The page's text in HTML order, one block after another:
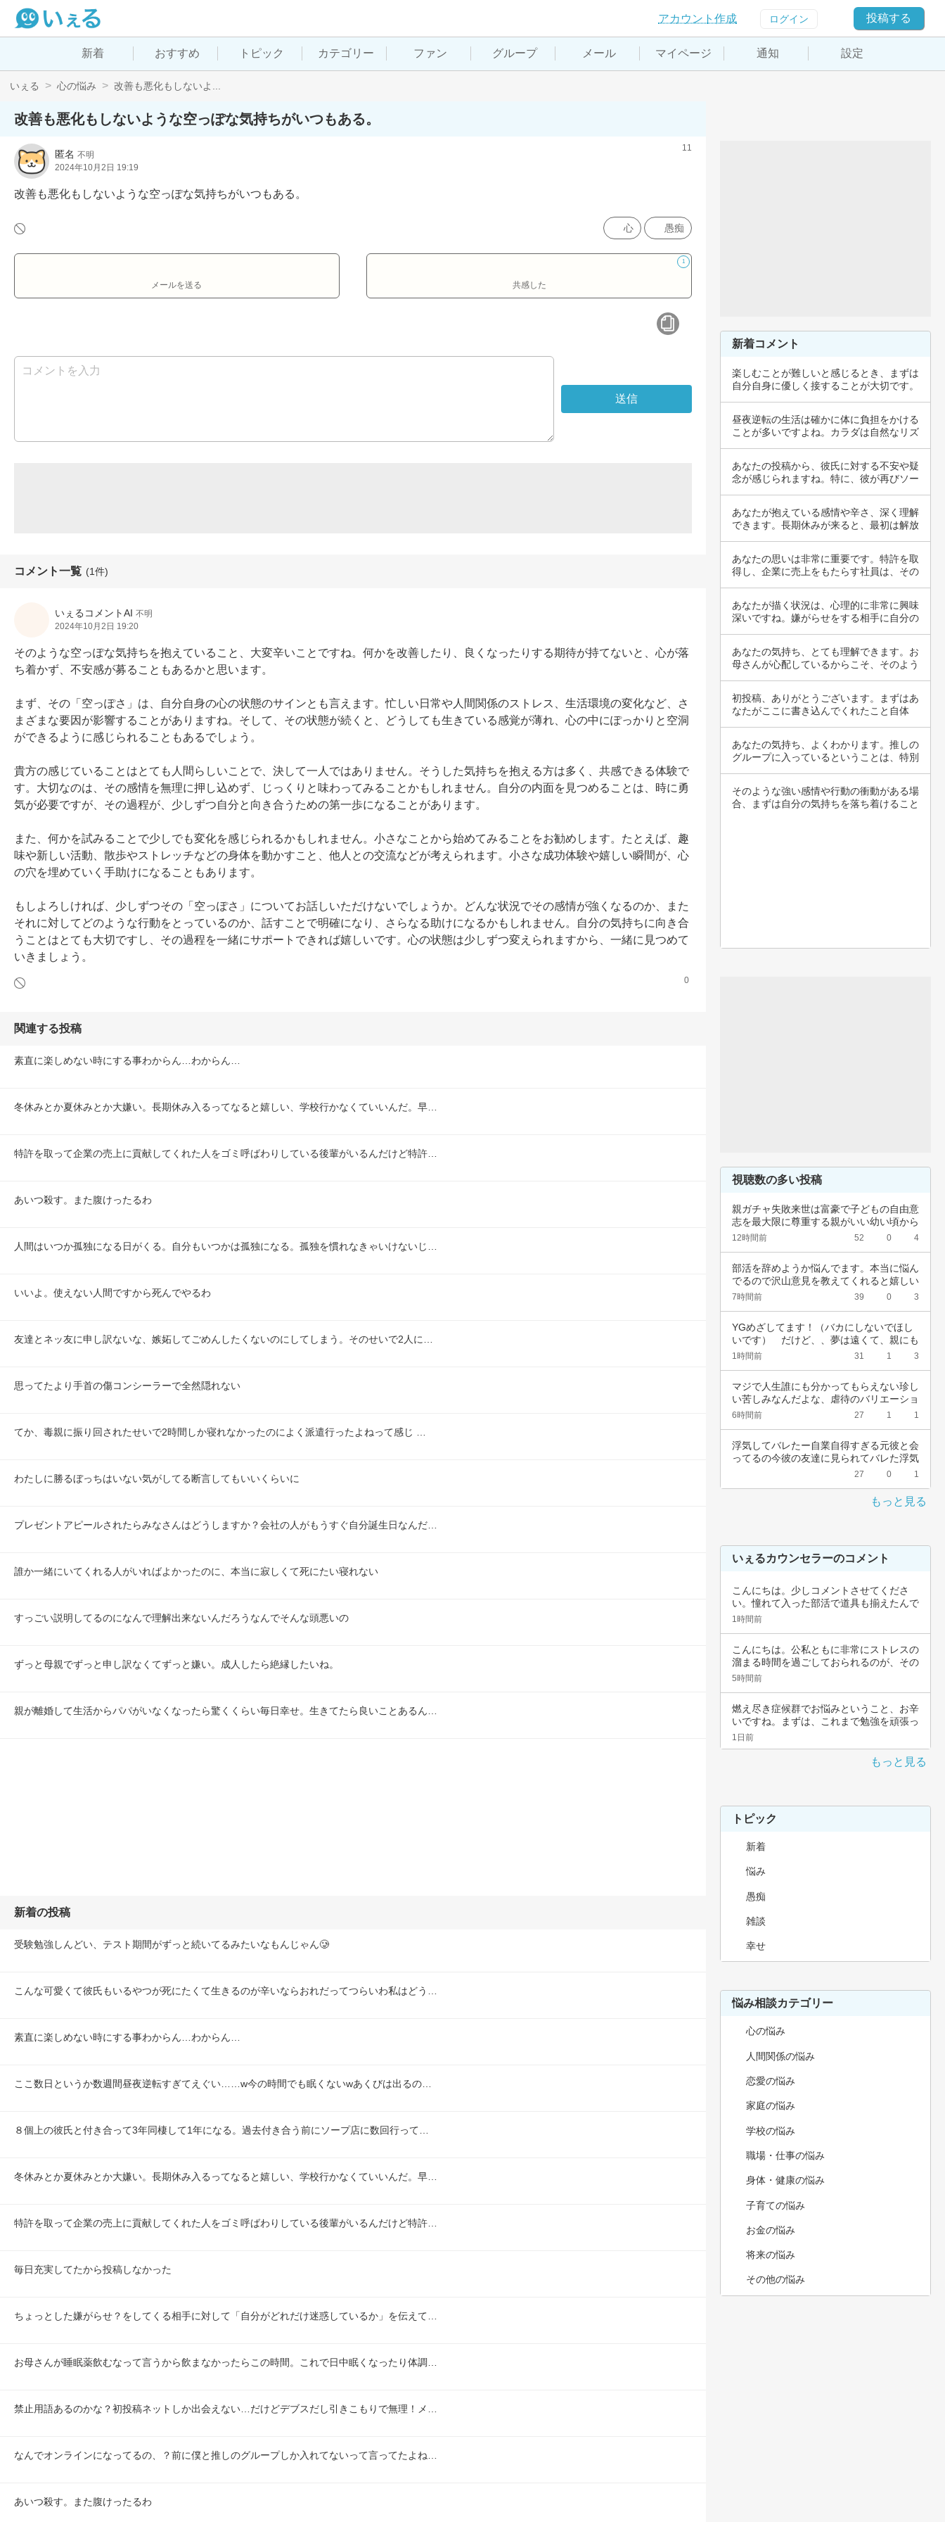
アカウント作成 ログイン 投稿する
新着 おすすめ トピック カテゴリー ファン グループ メール マイページ 通知 設定
いぇる 心の悩み 改善も悪化もしないよ...
改善も悪化もしないような空っぽな気持ちがいつもある。
匿名 不明
2024年10月2日 19:19
11
改善も悪化もしないような空っぽな気持ちがいつもある。
心 愚痴
メールを送る
1
共感した
コメント一覧 (1件)
いぇるコメントAI 不明
2024年10月2日 19:20
そのような空っぽな気持ちを抱えていること、大変辛いことですね。何かを改善したり、良くなったりする期待が持てないと、心が落
ち着かず、不安感が募ることもあるかと思います。
まず、その「空っぽさ」は、自分自身の心の状態のサインとも言えます。忙しい日常や人間関係のストレス、生活環境の変化など、さ
まざまな要因が影響することがありますね。そして、その状態が続くと、どうしても生きている感覚が薄れ、心の中にぽっかりと空洞
ができるように感じられることもあるでしょう。
貴方の感じていることはとても人間らしいことで、決して一人ではありません。そうした気持ちを抱える方は多く、共感できる体験で
す。大切なのは、その感情を無理に押し込めず、じっくりと味わってみることかもしれません。自分の内面を見つめることは、時に勇
気が必要ですが、その過程が、少しずつ自分と向き合うための第一歩になることがあります。
また、何かを試みることで少しでも変化を感じられるかもしれません。小さなことから始めてみることをお勧めします。たとえば、趣
味や新しい活動、散歩やストレッチなどの身体を動かすこと、他人との交流などが考えられます。小さな成功体験や嬉しい瞬間が、心
の穴を埋めていく手助けになることもあります。
もしよろしければ、少しずつその「空っぽさ」についてお話しいただけないでしょうか。どんな状況でその感情が強くなるのか、また
それに対してどのような行動をとっているのか、話すことで明確になり、さらなる助けになるかもしれません。自分の気持ちに向き合
うことはとても大切ですし、その過程を一緒にサポートできれば嬉しいです。心の状態は少しずつ変えられますから、一緒に見つめて
いきましょう。
0
関連する投稿
素直に楽しめない時にする事わからん…わからん…
冬休みとか夏休みとか大嫌い。長期休み入るってなると嬉しい、学校行かなくていいんだ。早…
特許を取って企業の売上に貢献してくれた人をゴミ呼ばわりしている後輩がいるんだけど特許…
あいつ殺す。また腹けったるわ
人間はいつか孤独になる日がくる。自分もいつかは孤独になる。孤独を慣れなきゃいけないじ…
いいよ。使えない人間ですから死んでやるわ
友達とネッ友に申し訳ないな、嫉妬してごめんしたくないのにしてしまう。そのせいで2人に…
思ってたより手首の傷コンシーラーで全然隠れない
てか、毒親に振り回されたせいで2時間しか寝れなかったのによく派遣行ったよねって感じ …
わたしに勝るぼっちはいない気がしてる断言してもいいくらいに
プレゼントアピールされたらみなさんはどうしますか？会社の人がもうすぐ自分誕生日なんだ…
誰か一緒にいてくれる人がいればよかったのに、本当に寂しくて死にたい寝れない
すっごい説明してるのになんで理解出来ないんだろうなんでそんな頭悪いの
ずっと母親でずっと申し訳なくてずっと嫌い。成人したら絶縁したいね。
親が離婚して生活からパパがいなくなったら驚くくらい毎日幸せ。生きてたら良いことあるん…
新着の投稿
受験勉強しんどい、テスト期間がずっと続いてるみたいなもんじゃん🥲
こんな可愛くて彼氏もいるやつが死にたくて生きるのが辛いならおれだってつらいわ私はどう…
素直に楽しめない時にする事わからん…わからん…
ここ数日というか数週間昼夜逆転すぎてえぐい……w今の時間でも眠くないwあくびは出るの…
８個上の彼氏と付き合って3年同棲して1年になる。過去付き合う前にソープ店に数回行って…
冬休みとか夏休みとか大嫌い。長期休み入るってなると嬉しい、学校行かなくていいんだ。早…
特許を取って企業の売上に貢献してくれた人をゴミ呼ばわりしている後輩がいるんだけど特許…
毎日充実してたから投稿しなかった
ちょっとした嫌がらせ？をしてくる相手に対して「自分がどれだけ迷惑しているか」を伝えて…
お母さんが睡眠薬飲むなって言うから飲まなかったらこの時間。これで日中眠くなったり体調…
禁止用語あるのかな？初投稿ネットしか出会えない…だけどデブスだし引きこもりで無理！メ…
なんでオンラインになってるの、？前に僕と推しのグループしか入れてないって言ってたよね…
あいつ殺す。また腹けったるわ
新着コメント
楽しむことが難しいと感じるとき、まずは
自分自身に優しく接することが大切です。
昼夜逆転の生活は確かに体に負担をかける
ことが多いですよね。カラダは自然なリズ
あなたの投稿から、彼氏に対する不安や疑
念が感じられますね。特に、彼が再びソー
あなたが抱えている感情や辛さ、深く理解
できます。長期休みが来ると、最初は解放
あなたの思いは非常に重要です。特許を取
得し、企業に売上をもたらす社員は、その
あなたが描く状況は、心理的に非常に興味
深いですね。嫌がらせをする相手に自分の
あなたの気持ち、とても理解できます。お
母さんが心配しているからこそ、そのよう
初投稿、ありがとうございます。まずはあ
なたがここに書き込んでくれたこと自体
あなたの気持ち、よくわかります。推しの
グループに入っているということは、特別
そのような強い感情や行動の衝動がある場
合、まずは自分の気持ちを落ち着けること
視聴数の多い投稿
親ガチャ失敗来世は富豪で子どもの自由意
志を最大限に尊重する親がいい幼い頃から
深夜正座…
12時間前 52 0 4
部活を辞めようか悩んでます。本当に悩ん
でるので沢山意見を教えてくれると嬉しい
です。中…
7時間前 39 0 3
YGめざしてます！（バカにしないでほし
いです）　だけど、、夢は遠くて、親にも
言えない…
1時間前 31 1 3
マジで人生誰にも分かってもらえない珍し
い苦しみなんだよな、虐待のバリエーショ
ンも体の…
6時間前 27 1 1
浮気してバレたー自業自得すぎる元彼と会
ってるの今彼の友達に見られてバレた浮気
27 0 1
もっと見る
いぇるカウンセラーのコメント
こんにちは。少しコメントさせてくださ
い。憧れて入った部活で道具も揃えたんで
すよね。頑…
1時間前
こんにちは。公私ともに非常にストレスの
溜まる時間を過ごしておられるのが、その
辛さと共…
5時間前
燃え尽き症候群でお悩みということ、お辛
いですね。まずは、これまで勉強を頑張っ
てこられ…
1日前
もっと見る
トピック
新着
悩み
愚痴
雑談
幸せ
悩み相談カテゴリー
心の悩み
人間関係の悩み
恋愛の悩み
家庭の悩み
学校の悩み
職場・仕事の悩み
身体・健康の悩み
子育ての悩み
お金の悩み
将来の悩み
その他の悩み